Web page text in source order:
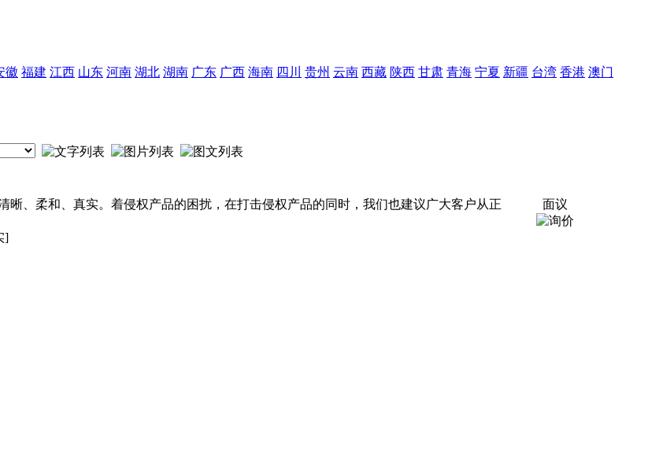
徽 福建 江西 山东 河南 湖北 湖南 广东 广西 海南 四川 贵州 云南 西藏 陕西 甘肃 青海 宁夏 新疆 台湾 香港 澳门
晰、柔和、真实。着侵权产品的困扰，在打击侵权产品的同时，我们也建议广大客户从正
]
面议